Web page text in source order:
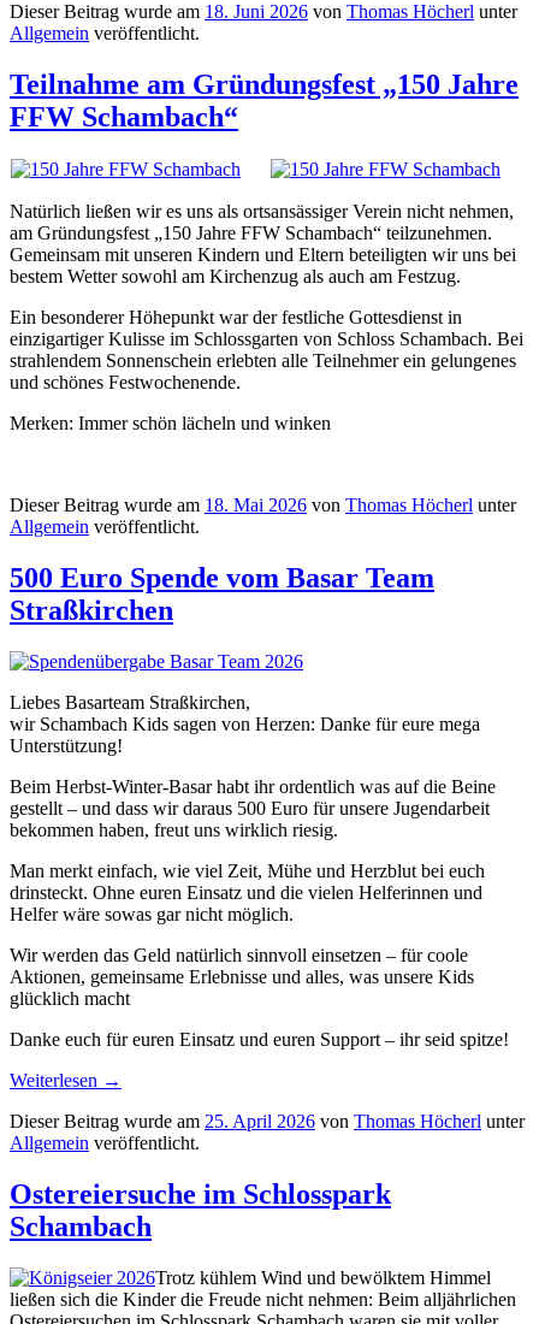
Dieser Beitrag wurde am 18. Juni 2026 von Thomas Höcherl unter
Allgemein veröffentlicht.
Teilnahme am Gründungsfest „150 Jahre
FFW Schambach“
Natürlich ließen wir es uns als ortsansässiger Verein nicht nehmen,
am Gründungsfest „150 Jahre FFW Schambach“ teilzunehmen.
Gemeinsam mit unseren Kindern und Eltern beteiligten wir uns bei
bestem Wetter sowohl am Kirchenzug als auch am Festzug.
Ein besonderer Höhepunkt war der festliche Gottesdienst in
einzigartiger Kulisse im Schlossgarten von Schloss Schambach. Bei
strahlendem Sonnenschein erlebten alle Teilnehmer ein gelungenes
und schönes Festwochenende.
Merken: Immer schön lächeln und winken
Dieser Beitrag wurde am 18. Mai 2026 von Thomas Höcherl unter
Allgemein veröffentlicht.
500 Euro Spende vom Basar Team
Straßkirchen
Liebes Basarteam Straßkirchen,
wir Schambach Kids sagen von Herzen: Danke für eure mega
Unterstützung!
Beim Herbst-Winter-Basar habt ihr ordentlich was auf die Beine
gestellt – und dass wir daraus 500 Euro für unsere Jugendarbeit
bekommen haben, freut uns wirklich riesig.
Man merkt einfach, wie viel Zeit, Mühe und Herzblut bei euch
drinsteckt. Ohne euren Einsatz und die vielen Helferinnen und
Helfer wäre sowas gar nicht möglich.
Wir werden das Geld natürlich sinnvoll einsetzen – für coole
Aktionen, gemeinsame Erlebnisse und alles, was unsere Kids
glücklich macht
Danke euch für euren Einsatz und euren Support – ihr seid spitze!
Weiterlesen →
Dieser Beitrag wurde am 25. April 2026 von Thomas Höcherl unter
Allgemein veröffentlicht.
Ostereiersuche im Schlosspark
Schambach
Trotz kühlem Wind und bewölktem Himmel
ließen sich die Kinder die Freude nicht nehmen: Beim alljährlichen